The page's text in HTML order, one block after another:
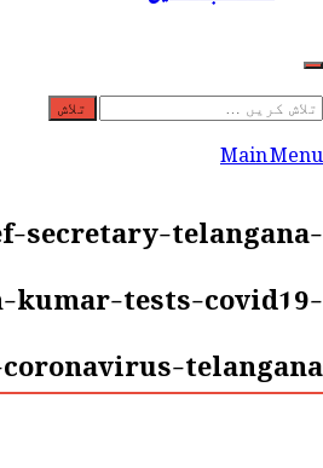
تلاش
کریں
Main Menu
secretary-telangana-
kumar-tests-covid19-
telangana-